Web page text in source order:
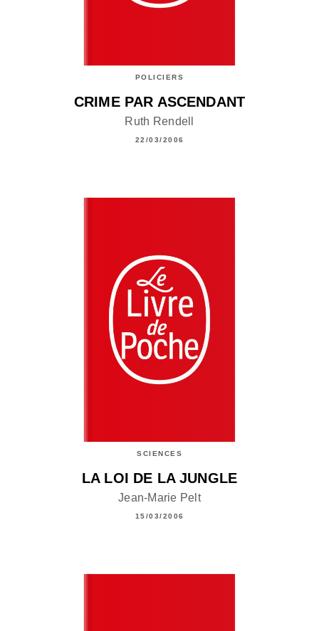
POLICIERS
CRIME PAR ASCENDANT
Ruth Rendell
22/03/2006
SCIENCES
LA LOI DE LA JUNGLE
Jean-Marie Pelt
15/03/2006